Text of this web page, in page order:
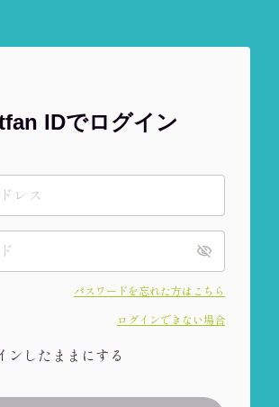
IDでログイン
パスワードを忘れた方はこちら
ログインできない場合
ンしたままにする